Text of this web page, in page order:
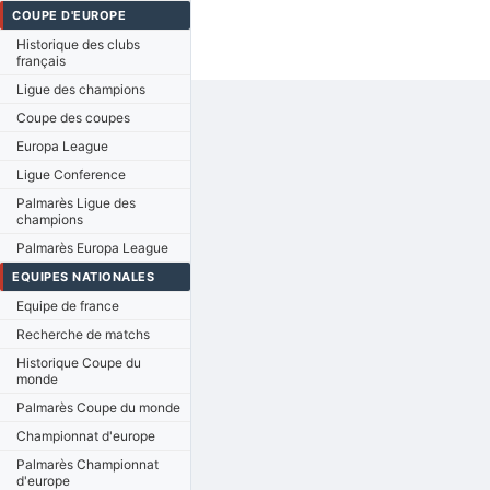
COUPE D'EUROPE
Historique des clubs
français
Ligue des champions
Coupe des coupes
Europa League
Ligue Conference
Palmarès Ligue des
champions
Palmarès Europa League
EQUIPES NATIONALES
Equipe de france
Recherche de matchs
Historique Coupe du
monde
Palmarès Coupe du monde
Championnat d'europe
Palmarès Championnat
d'europe